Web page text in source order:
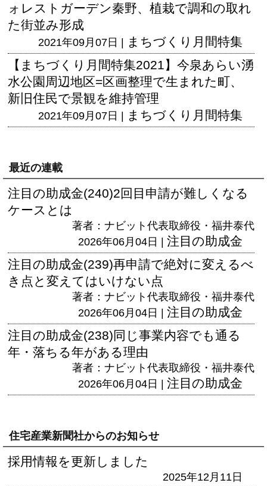
ォレストガーデン秦野、植栽で調和の取れ
た街並み形成
2021年09月07日 | まちづくり月間特集
【まちづくり月間特集2021】今泉あらい湧
水公園周辺地区=区画整理で生まれた町、
新旧住民で景観を維持管理
2021年09月07日 | まちづくり月間特集
最近の連載
注目の助成金(240)2回目申請が難しくなる
ケースとは
著者：ナビット代表取締役・福井泰代
2026年06月04日 | 注目の助成金
注目の助成金(239)再申請で絶対に変えるべ
き点と変えてはいけない点
著者：ナビット代表取締役・福井泰代
2026年06月04日 | 注目の助成金
注目の助成金(238)同じ事業内容でも通る
年・落ちる年がある理由
著者：ナビット代表取締役・福井泰代
2026年06月04日 | 注目の助成金
住宅産業新聞社からのお知らせ
採用情報を更新しました
2025年12月11日